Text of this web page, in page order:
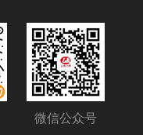
微信公众号